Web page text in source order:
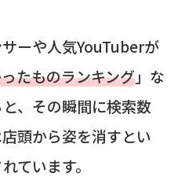
ーや人気YouTuberが
たものランキング」な
、その瞬間に検索数
頭から姿を消すとい
ています。